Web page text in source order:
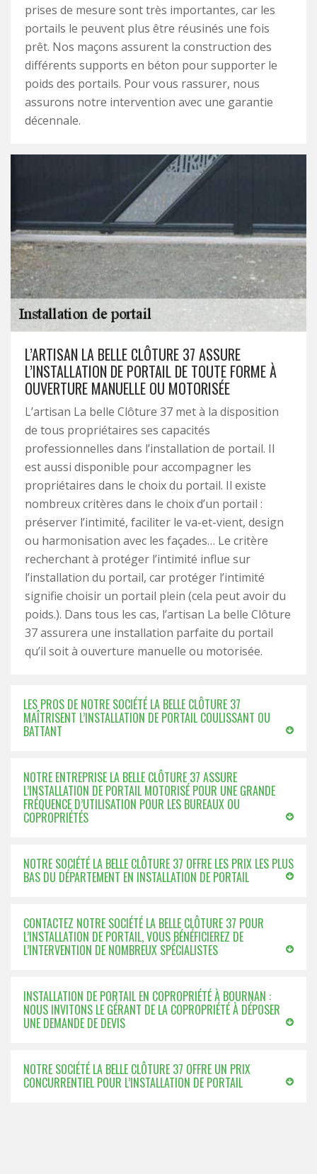
prises de mesure sont très importantes, car les
portails le peuvent plus être réusinés une fois
prêt. Nos maçons assurent la construction des
différents supports en béton pour supporter le
poids des portails. Pour vous rassurer, nous
assurons notre intervention avec une garantie
décennale.
L’ARTISAN LA BELLE CLÔTURE 37 ASSURE
L’INSTALLATION DE PORTAIL DE TOUTE FORME À
OUVERTURE MANUELLE OU MOTORISÉE
L’artisan La belle Clôture 37 met à la disposition
de tous propriétaires ses capacités
professionnelles dans l’installation de portail. Il
est aussi disponible pour accompagner les
propriétaires dans le choix du portail. Il existe
nombreux critères dans le choix d’un portail :
préserver l’intimité, faciliter le va-et-vient, design
ou harmonisation avec les façades… Le critère
recherchant à protéger l’intimité influe sur
l’installation du portail, car protéger l’intimité
signifie choisir un portail plein (cela peut avoir du
poids.). Dans tous les cas, l’artisan La belle Clôture
37 assurera une installation parfaite du portail
qu’il soit à ouverture manuelle ou motorisée.
LES PROS DE NOTRE SOCIÉTÉ LA BELLE CLÔTURE 37
MAÎTRISENT L’INSTALLATION DE PORTAIL COULISSANT OU
BATTANT
NOTRE ENTREPRISE LA BELLE CLÔTURE 37 ASSURE
L’INSTALLATION DE PORTAIL MOTORISÉ POUR UNE GRANDE
FRÉQUENCE D’UTILISATION POUR LES BUREAUX OU
COPROPRIÉTÉS
NOTRE SOCIÉTÉ LA BELLE CLÔTURE 37 OFFRE LES PRIX LES PLUS
BAS DU DÉPARTEMENT EN INSTALLATION DE PORTAIL
CONTACTEZ NOTRE SOCIÉTÉ LA BELLE CLÔTURE 37 POUR
L’INSTALLATION DE PORTAIL, VOUS BÉNÉFICIEREZ DE
L’INTERVENTION DE NOMBREUX SPÉCIALISTES
INSTALLATION DE PORTAIL EN COPROPRIÉTÉ À BOURNAN :
NOUS INVITONS LE GÉRANT DE LA COPROPRIÉTÉ À DÉPOSER
UNE DEMANDE DE DEVIS
NOTRE SOCIÉTÉ LA BELLE CLÔTURE 37 OFFRE UN PRIX
CONCURRENTIEL POUR L’INSTALLATION DE PORTAIL